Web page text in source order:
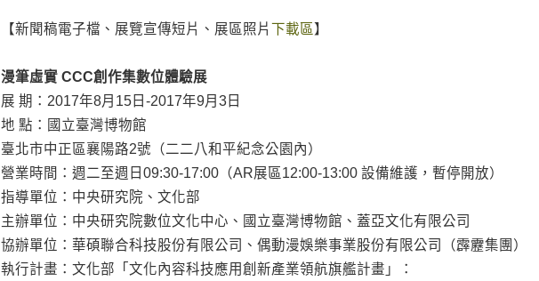
【新聞稿電子檔、展覽宣傳短片、展區照片下載區】
漫筆虛實 CCC創作集數位體驗展
展 期：2017年8月15日-2017年9月3日
地 點：國立臺灣博物館
臺北市中正區襄陽路2號（二二八和平紀念公園內）
營業時間：週二至週日09:30-17:00（AR展區12:00-13:00 設備維護，暫停開放）
指導單位：中央研究院、文化部
主辦單位：中央研究院數位文化中心、國立臺灣博物館、蓋亞文化有限公司
協辦單位：華碩聯合科技股份有限公司、偶動漫娛樂事業股份有限公司（霹靂集團）
執行計畫：文化部「文化內容科技應用創新產業領航旗艦計畫」：